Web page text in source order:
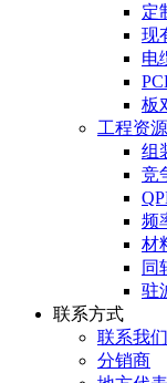
定
现
电
板
工程资源
组
竞
频
材
同
驻
联系方式
联系我们
分销商